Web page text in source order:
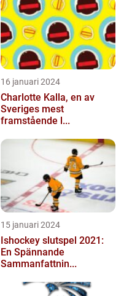
16 januari 2024
Charlotte Kalla, en av
Sveriges mest
framstående l...
15 januari 2024
Ishockey slutspel 2021:
En Spännande
Sammanfattnin...